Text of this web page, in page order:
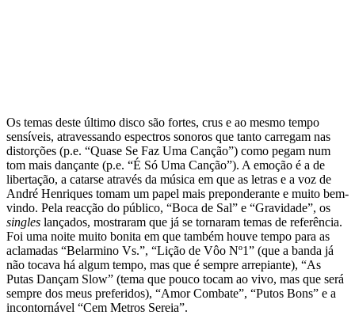
Os temas deste último disco são fortes, crus e ao mesmo tempo
sensíveis, atravessando espectros sonoros que tanto carregam nas
distorções (p.e. “Quase Se Faz Uma Canção”) como pegam num
tom mais dançante (p.e. “É Só Uma Canção”). A emoção é a de
libertação, a catarse através da música em que as letras e a voz de
André Henriques tomam um papel mais preponderante e muito bem-
vindo. Pela reacção do público, “Boca de Sal” e “Gravidade”, os
singles lançados, mostraram que já se tornaram temas de referência.
Foi uma noite muito bonita em que também houve tempo para as
aclamadas “Belarmino Vs.”, “Lição de Vôo Nº1” (que a banda já
não tocava há algum tempo, mas que é sempre arrepiante), “As
Putas Dançam Slow” (tema que pouco tocam ao vivo, mas que será
sempre dos meus preferidos), “Amor Combate”, “Putos Bons” e a
incontornável “Cem Metros Sereia”.